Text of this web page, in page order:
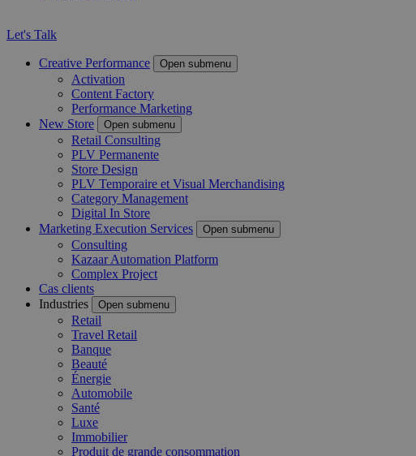
Let's Talk
Creative Performance Open submenu
Activation
Content Factory
Performance Marketing
New Store
Open submenu
Retail Consulting
PLV Permanente
Store Design
PLV Temporaire et Visual Merchandising
Category Management
Digital In Store
Marketing Execution Services
Open submenu
Consulting
Kazaar Automation Platform
Complex Project
Cas clients
Industries
Open submenu
Retail
Travel Retail
Banque
Beauté
Énergie
Automobile
Santé
Luxe
Immobilier
Produit de grande consommation